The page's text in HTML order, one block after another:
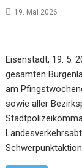
19. Mai 2026
Eisenstadt, 19. 5.
gesamten
am
sowie aller